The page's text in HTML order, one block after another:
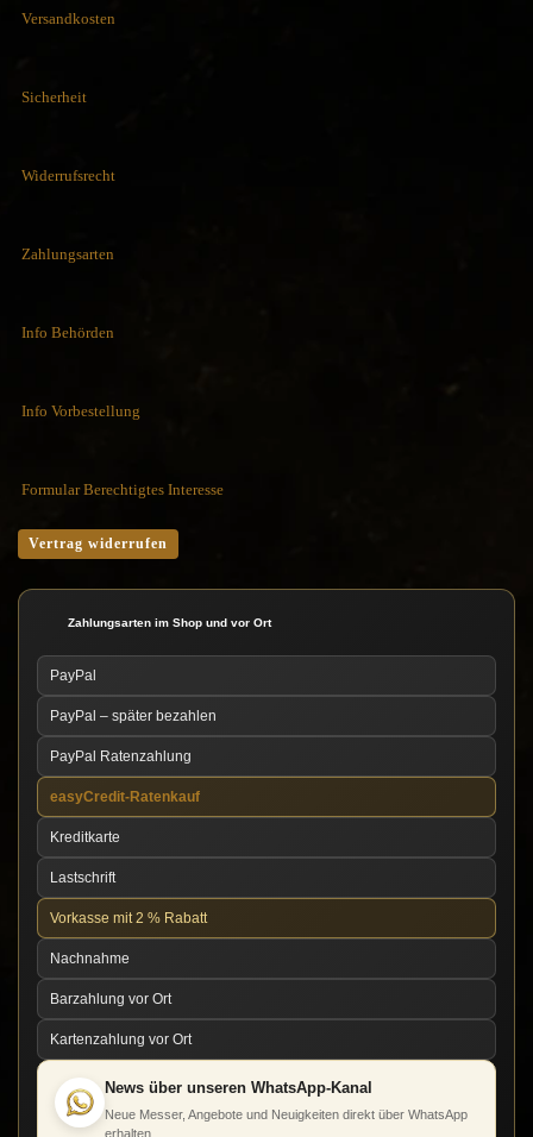
Versandkosten
Sicherheit
Widerrufsrecht
Zahlungsarten
Info Behörden
Info Vorbestellung
Formular Berechtigtes Interesse
Vertrag widerrufen
Zahlungsarten im Shop und vor Ort
PayPal
PayPal – später bezahlen
PayPal Ratenzahlung
easyCredit-Ratenkauf
Kreditkarte
Lastschrift
Vorkasse mit 2 % Rabatt
Nachnahme
Barzahlung vor Ort
Kartenzahlung vor Ort
News über unseren WhatsApp-Kanal
Neue Messer, Angebote und Neuigkeiten direkt über WhatsApp
erhalten.